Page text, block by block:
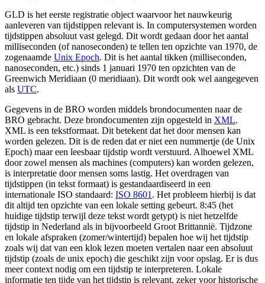
GLD is het eerste registratie object waarvoor het nauwkeurig
aanleveren van tijdstippen relevant is. In computersystemen worden
tijdstippen absoluut vast gelegd. Dit wordt gedaan door het aantal
milliseconden (of nanoseconden) te tellen ten opzichte van 1970, de
zogenaamde Unix Epoch. Dit is het aantal tikken (milliseconden,
nanoseconden, etc.) sinds 1 januari 1970 ten opzichten van de
Greenwich Meridiaan (0 meridiaan). Dit wordt ook wel aangegeven
als UTC.
Gegevens in de BRO worden middels brondocumenten naar de
BRO gebracht. Deze brondocumenten zijn opgesteld in XML.
XML is een tekstformaat. Dit betekent dat het door mensen kan
worden gelezen. Dit is de reden dat er niet een nummertje (de Unix
Epoch) maar een leesbaar tijdstip wordt verstuurd. Alhoewel XML
door zowel mensen als machines (computers) kan worden gelezen,
is interpretatie door mensen soms lastig. Het overdragen van
tijdstippen (in tekst formaat) is gestandaardiseerd in een
internationale ISO standaard: ISO 8601 . Het probleem hierbij is dat
dit altijd ten opzichte van een lokale setting gebeurt. 8:45 (het
huidige tijdstip terwijl deze tekst wordt getypt) is niet hetzelfde
tijdstip in Nederland als in bijvoorbeeld Groot Brittannië. Tijdzone
en lokale afspraken (zomer/wintertijd) bepalen hoe wij het tijdstip
zoals wij dat van een klok lezen moeten vertalen naar een absoluut
tijdstip (zoals de unix epoch) die geschikt zijn voor opslag. Er is dus
meer context nodig om een tijdstip te interpreteren. Lokale
informatie ten tijde van het tijdstip is relevant, zeker voor historische